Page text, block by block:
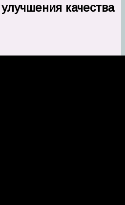
качества